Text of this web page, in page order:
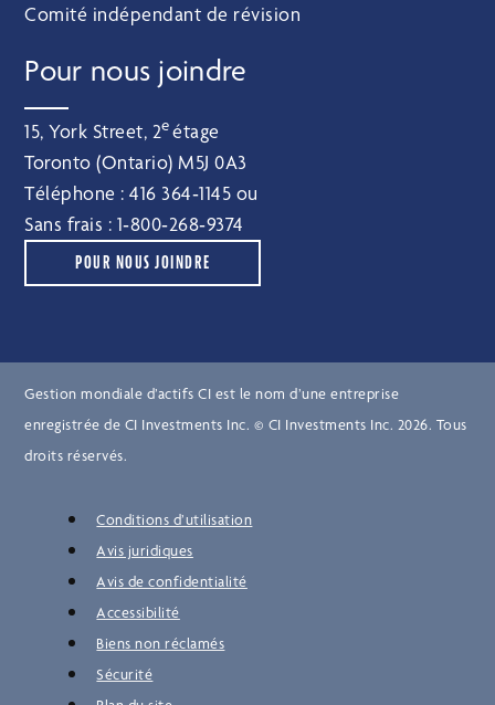
Comité indépendant de révision
Pour nous joindre
15, York Street, 2eétage
Toronto (Ontario) M5J 0A3
Téléphone :416 364‑1145 ou
Sans frais : 1‑800‑268‑9374
POUR NOUS JOINDRE
Gestion mondiale d’actifs CI est le nom d’une entreprise
enregistrée de CI Investments Inc. © CI Investments Inc. 2026. Tous
droits réservés.
Conditions d’utilisation
Avis juridiques
Avis de confidentialité
Accessibilité
Biens non réclamés
Sécurité